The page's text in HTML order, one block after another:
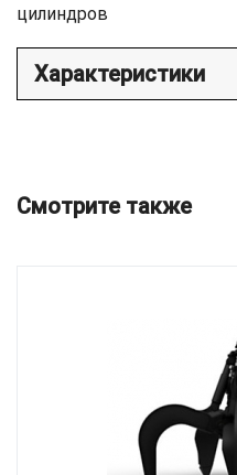
цилиндров
Характеристики
Смотрите также